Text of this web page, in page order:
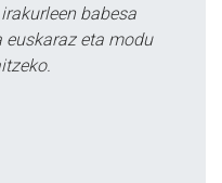
babesa
eta modu